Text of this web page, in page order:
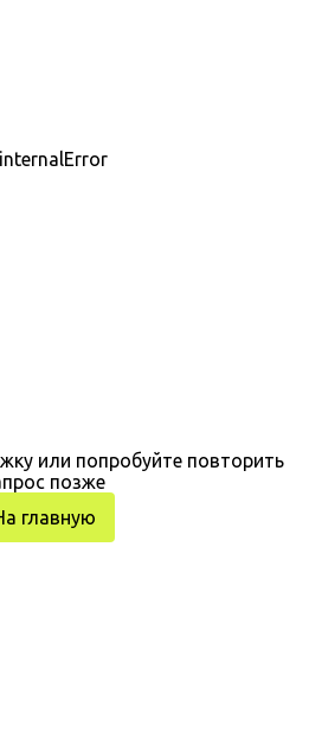
или попробуйте повторить
позже
главную